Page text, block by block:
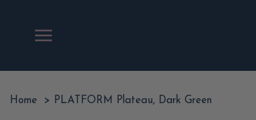
naar
Home
> PLATFORM Plateau, Dark Green